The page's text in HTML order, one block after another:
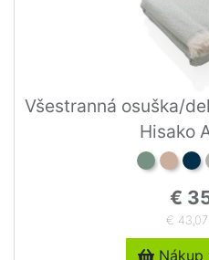
Všestranná osuška/
Hisako
€
€
Nákup